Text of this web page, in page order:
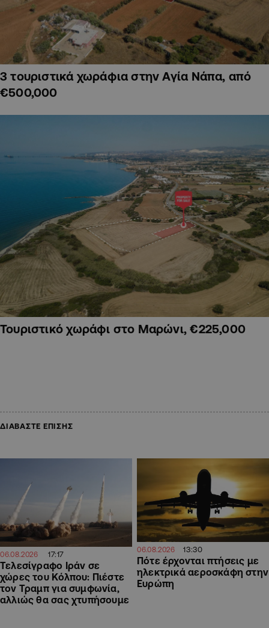
3 τουριστικά χωράφια στην Αγία Νάπα, από
€500,000
Τουριστικό χωράφι στο Μαρώνι, €225,000
ΔΙΑΒΑΣΤΕ ΕΠΙΣΗΣ
06.08.2026 17:17
Τελεσίγραφο Ιράν σε
χώρες του Κόλπου: Πιέστε
τον Τραμπ για συμφωνία,
αλλιώς θα σας χτυπήσουμε
06.08.2026 13:30
Πότε έρχονται πτήσεις με
ηλεκτρικά αεροσκάφη στην
Ευρώπη